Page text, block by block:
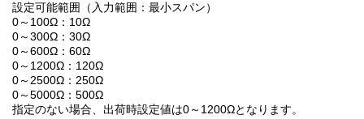
設定可能範囲（入力範囲：最小スパン）
0～100Ω：10Ω
0～300Ω：30Ω
0～600Ω：60Ω
0～1200Ω：120Ω
0～2500Ω：250Ω
0～5000Ω：500Ω
指定のない場合、出荷時設定値は0～1200Ωとなります。